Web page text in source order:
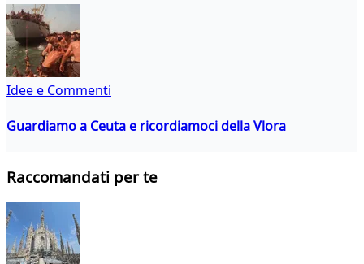
Idee e Commenti
Guardiamo a Ceuta e ricordiamoci della Vlora
Raccomandati per te